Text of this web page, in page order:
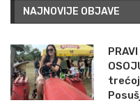
NAJNOVIJE OBJAVE
trećoj